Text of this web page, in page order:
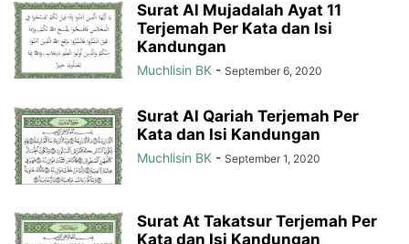
Surat Al Mujadalah Ayat 11
Terjemah Per Kata dan Isi
Kandungan
Muchlisin BK - September 6, 2020
Surat Al Qariah Terjemah Per
Kata dan Isi Kandungan
Muchlisin BK - September 1, 2020
Surat At Takatsur Terjemah Per
Kata dan Isi Kandungan